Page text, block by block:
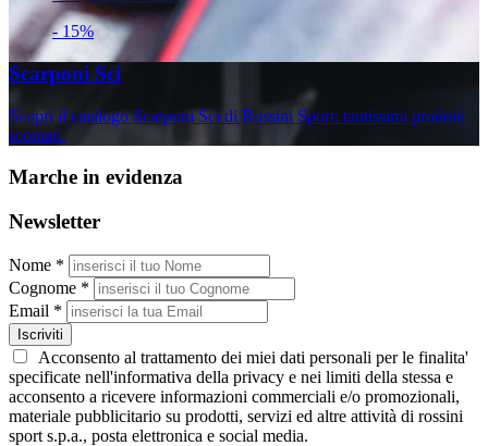
- 15%
Scarponi Sci
Scopri il catalogo Scarponi Sci di Rossini Sport: tantissimi prodotti
scontati.
Marche in evidenza
Newsletter
Nome *
Cognome *
Email *
Iscriviti
Acconsento al trattamento dei miei dati personali per le finalita'
specificate nell'informativa della privacy e nei limiti della stessa e
acconsento a ricevere informazioni commerciali e/o promozionali,
materiale pubblicitario su prodotti, servizi ed altre attività di rossini
sport s.p.a., posta elettronica e social media.